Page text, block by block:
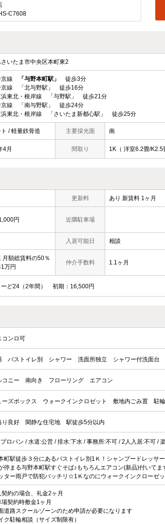
C7608
さいたま市中央区本町東2
京線 「与野本町駅」
徒歩3分
京線 「北与野駅」 徒歩16分
浜東北・根岸線 「与野駅」 徒歩21分
京線 「南与野駅」 徒歩24分
浜東北・根岸線 「さいたま新都心駅」 徒歩25分
/ 軽量鉄骨造 主要採光面 南
4月 間取り 1K（ 洋室6.2畳/K2.5
更新料 あり 新賃料 1ヶ月
円 近隣駐車場
入居可能日 相談
月額総賃料の50％
万円
仲介手数料 1.1ヶ月
ど24（2年間） 初期 16,500円
コンロ可
バストイレ別 シャワー 洗面所独立 シャワー付洗面台
コニー 南向き フローリング エアコン
ーズボックス ウォークインクロゼット 敷地内ごみ置 駐
り良好 閑静な住宅地 駅徒歩5分以内
ロパン / 水道:公営 / 排水:下水 / 事務所:不可 / 2人入居:不可 /
町駅徒歩３分にあるバストイレ別1Ｋ！シャンプードレッサ
停まる与野本町駅すぐそば♪もちろんエアコン(新品)付いてま
ター雨戸で防犯バッチリ☆1Ｋなのにウォークインクローゼ
約の場合、礼金2ヶ月
契約時敷金1ヶ月
道路スクールゾーンのため申請が必要になります
ク駐輪相談（サイズ制限有）